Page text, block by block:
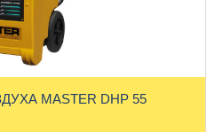
MASTER DHP 55